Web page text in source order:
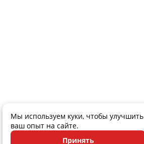
Мы используем куки, чтобы улучшить
ваш опыт на сайте.
Принять